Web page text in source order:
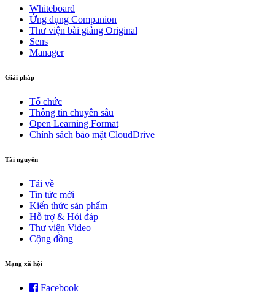
Whiteboard
Ứng dụng Companion
Thư viện bài giảng Original
Sens
Manager
Giải pháp
Tổ chức
Thông tin chuyên sâu
Open Learning Format
Chính sách bảo mật CloudDrive
Tài nguyên
Tải về
Tin tức mới
Kiến thức sản phẩm
Hỗ trợ & Hỏi đáp
Thư viện Video
Cộng đồng
Mạng xã hội
Facebook